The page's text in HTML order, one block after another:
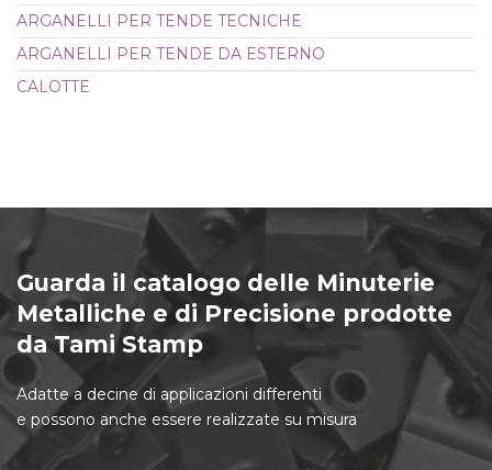
ARGANELLI PER TENDE TECNICHE
ARGANELLI PER TENDE DA ESTERNO
CALOTTE
Guarda il catalogo delle Minuterie
Metalliche e di Precisione prodotte
da Tami Stamp
Adatte a decine di applicazioni differenti
e possono anche essere realizzate su misura